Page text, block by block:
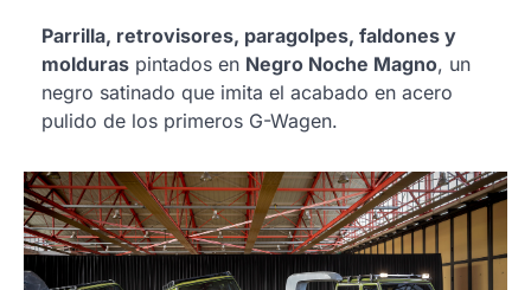
Parrilla, retrovisores, paragolpes, faldones y
molduras pintados en Negro Noche Magno, un
negro satinado que imita el acabado en acero
pulido de los primeros G-Wagen.